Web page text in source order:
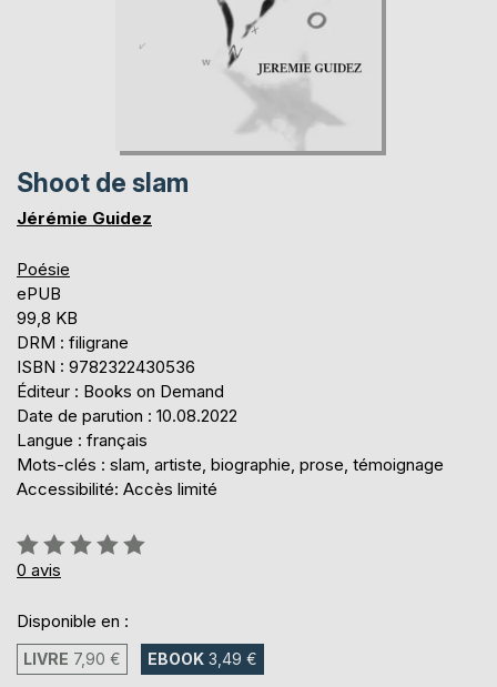
Shoot de slam
Jérémie Guidez
Poésie
ePUB
99,8 KB
DRM : filigrane
ISBN : 9782322430536
Éditeur : Books on Demand
Date de parution : 10.08.2022
Langue : français
Mots-clés : slam, artiste, biographie, prose, témoignage
Accessibilité: Accès limité
Évaluation:
0%
0 avis
Disponible en :
LIVRE 7,90 € EBOOK 3,49 €